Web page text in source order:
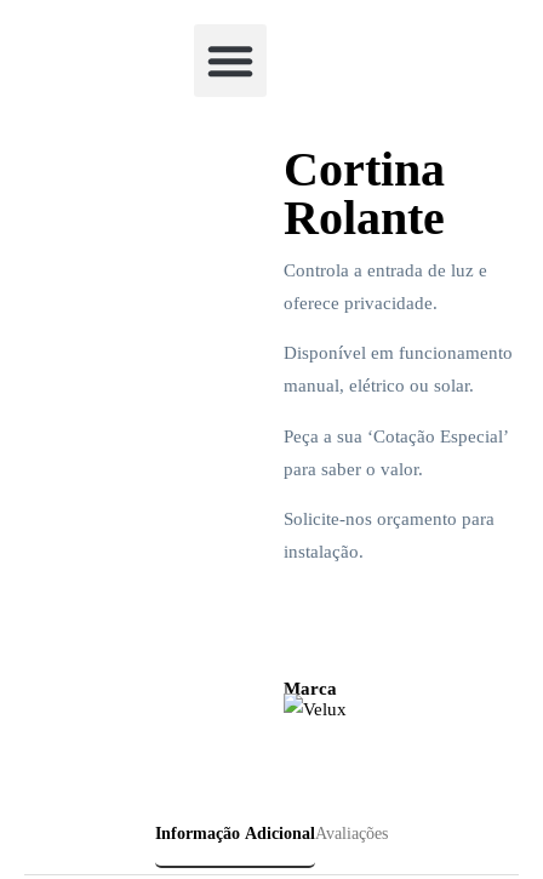
Cortina
Rolante
Controla a entrada de luz e
oferece privacidade.
Disponível em funcionamento
manual, elétrico ou solar.
Peça a sua ‘Cotação Especial’
para saber o valor.
Solicite-nos orçamento para
instalação.
Marca
Informação Adicional Avaliações